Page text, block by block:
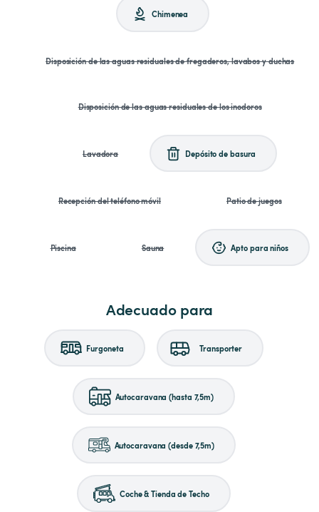
Chimenea
Disposición de las aguas residuales de fregaderos, lavabos y duchas
Disposición de las aguas residuales de los inodoros
Lavadora Depósito de basura
Recepción del teléfono móvil Patio de juegos
Piscina Sauna Apto para niños
Adecuado para
Furgoneta Transporter
Autocaravana (hasta 7,5m)
Autocaravana (desde 7,5m)
Coche & Tienda de Techo